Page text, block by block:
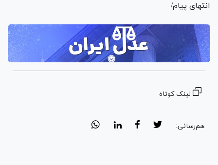
انتهای پیام/
لینک کوتاه
هم‌رسانی: